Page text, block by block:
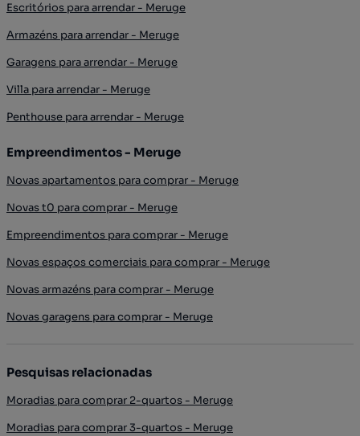
Escritórios para arrendar - Meruge
Armazéns para arrendar - Meruge
Garagens para arrendar - Meruge
Villa para arrendar - Meruge
Penthouse para arrendar - Meruge
Empreendimentos - Meruge
Novas apartamentos para comprar - Meruge
Novas t0 para comprar - Meruge
Empreendimentos para comprar - Meruge
Novas espaços comerciais para comprar - Meruge
Novas armazéns para comprar - Meruge
Novas garagens para comprar - Meruge
Pesquisas relacionadas
Moradias para comprar 2-quartos - Meruge
Moradias para comprar 3-quartos - Meruge